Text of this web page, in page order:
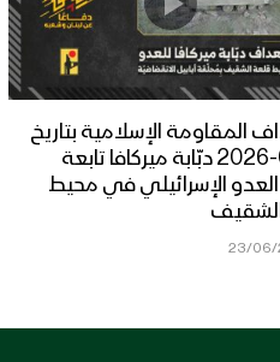
المقاومة الإسلامية بتاريخ
12-06-2026 دبّابة ميركافا تابعة
الإسرائيلي في محيط
23/06/